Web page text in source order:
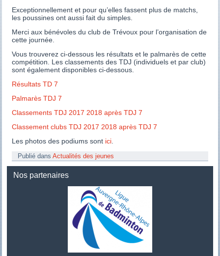
Exceptionnellement et pour qu’elles fassent plus de matchs,
les poussines ont aussi fait du simples.
Merci aux bénévoles du club de Trévoux pour l’organisation de
cette journée.
Vous trouverez ci-dessous les résultats et le palmarès de cette
compétition. Les classements des TDJ (individuels et par club)
sont également disponibles ci-dessous.
Résultats TD 7
Palmarès TDJ 7
Classements TDJ 2017 2018 après TDJ 7
Classement clubs TDJ 2017 2018 après TDJ 7
Les photos des podiums sont ici
Publié dans Actualités des jeunes
Nos partenaires